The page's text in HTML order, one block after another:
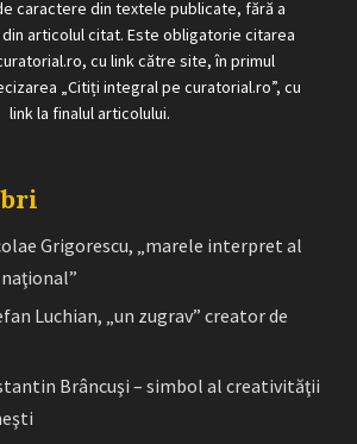
caractere din textele publicate, fără a
articolul citat. Este obligatorie citarea
cu link către site, în primul
„Citiți integral pe curatorial.ro”, cu
link la finalul articolului.
Grigorescu, „marele interpret al
Luchian, „un zugrav” creator de
Brâncuşi – simbol al creativităţii